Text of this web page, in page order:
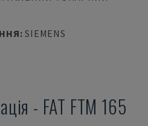
:SIEMENS
- FAT FTM 165